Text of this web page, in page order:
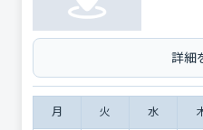
詳細
月 火 水